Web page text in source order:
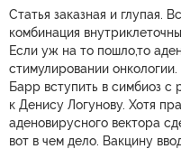
Статья заказная и глупая.
комбинация
Если уж на то пошло,то
стимулировании
Барр вступить в симбиоз с
к Денису Логунову. Хотя
аденовирусного вектора
вот в чем дело. Вакцину